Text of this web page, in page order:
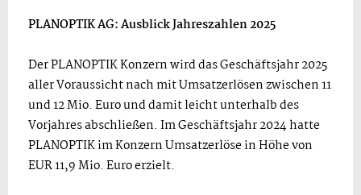
PLANOPTIK AG: Ausblick Jahreszahlen 2025
Der PLANOPTIK Konzern wird das Geschäftsjahr 2025
aller Voraussicht nach mit Umsatzerlösen zwischen 11
und 12 Mio. Euro und damit leicht unterhalb des
Vorjahres abschließen. Im Geschäftsjahr 2024 hatte
PLANOPTIK im Konzern Umsatzerlöse in Höhe von
EUR 11,9 Mio. Euro erzielt.